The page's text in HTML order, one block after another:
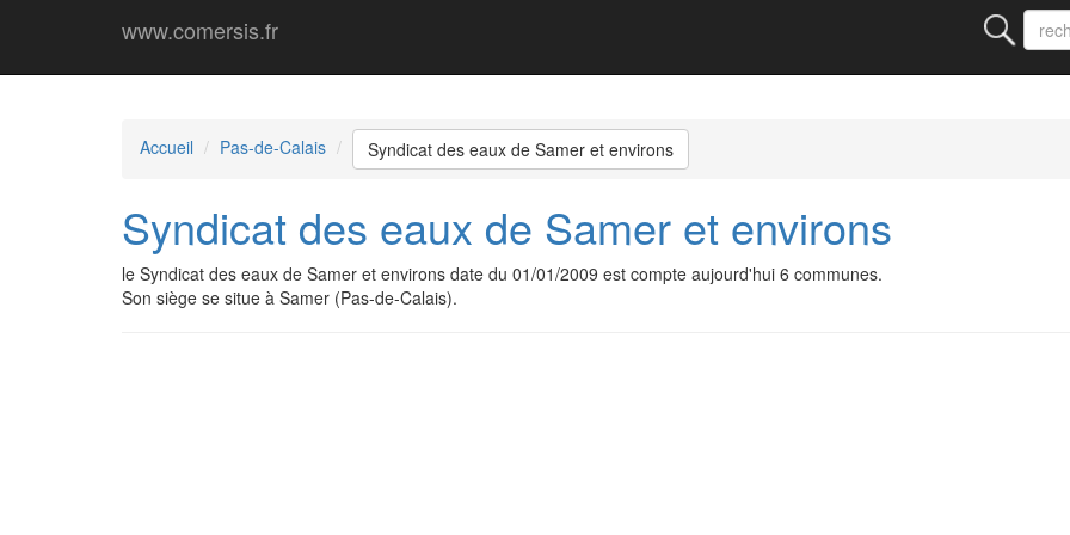
www.comersis.fr
Accueil Pas-de-Calais Syndicat des eaux de Samer et environs
Syndicat des eaux de Samer et environs
le Syndicat des eaux de Samer et environs date du 01/01/2009 est compte aujourd'hui 6 communes.
Son siège se situe à Samer (Pas-de-Calais).